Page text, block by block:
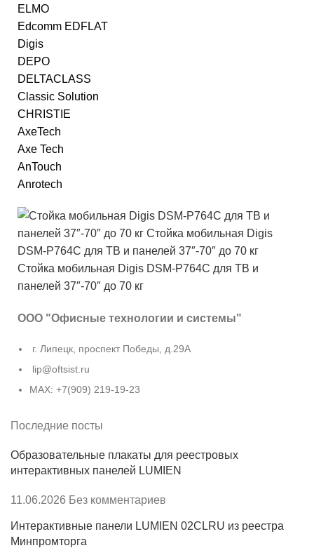
ELMO
Edcomm EDFLAT
Digis
DEPO
DELTACLASS
Classic Solution
CHRISTIE
AxeTech
Axe Tech
AnTouch
Anrotech
ООО "Офисные технологии и системы"
г. Липецк, проспект Победы, д.29А
lip@oftsist.ru
МАХ: +7(909) 219-19-23
Последние посты
Образовательные плакаты для реестровых
интерактивных панелей LUMIEN
11.06.2026 Без комментариев
Интерактивные панели LUMIEN 02CLRU из реестра
Минпромторга